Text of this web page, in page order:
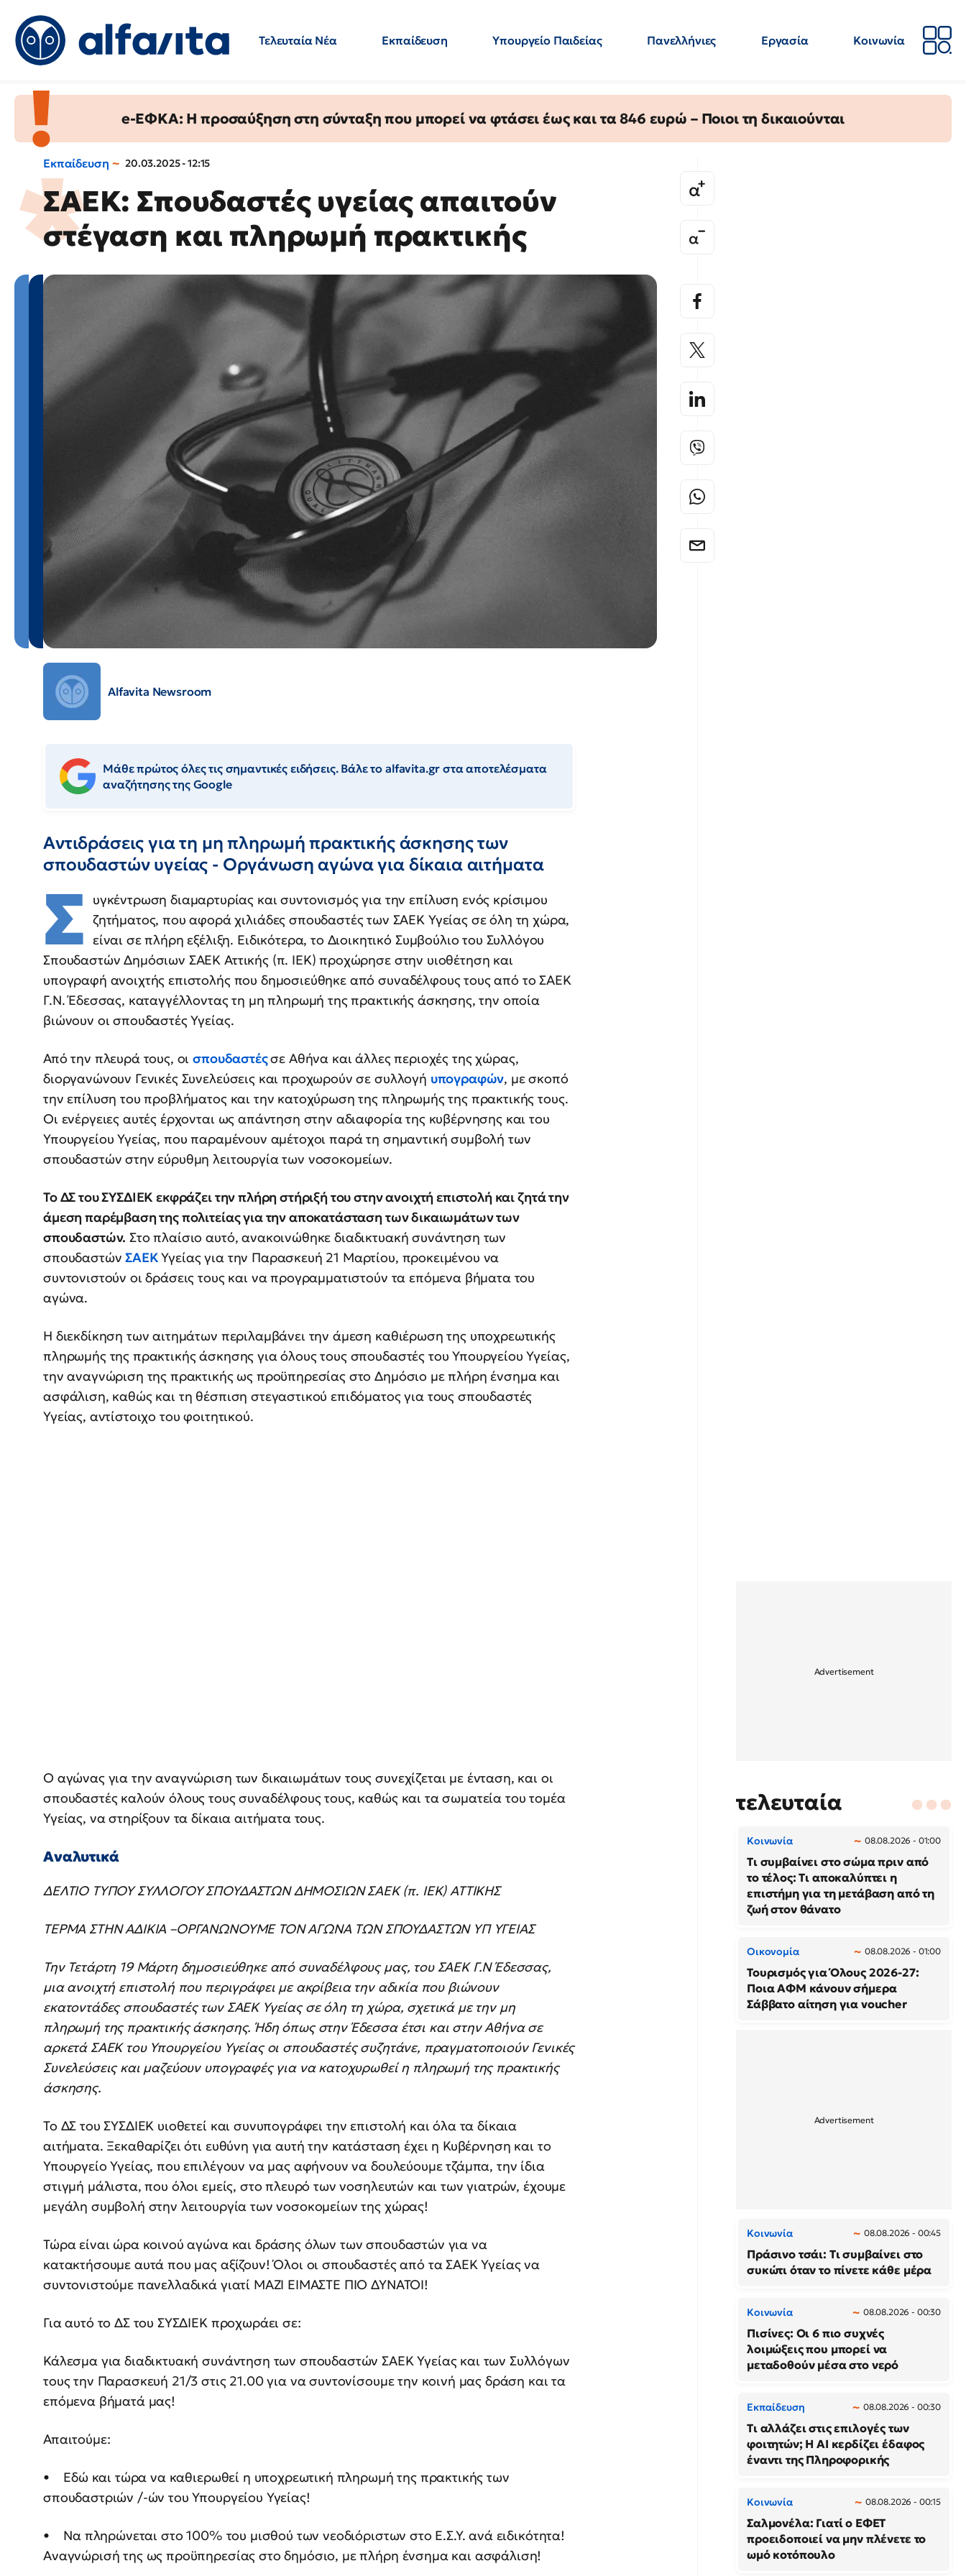
Τελευταία Νέα Εκπαίδευση Υπουργείο Παιδείας Πανελλήνιες Εργασία
Κοινωνία
e-ΕΦΚΑ: Η προσαύξηση στη σύνταξη που μπορεί να φτάσει έως και τα 846 ευρώ – Ποιοι τη δικαιούνται
Εκπαίδευση 20.03.2025 - 12:15
ΣΑΕΚ: Σπουδαστές υγείας απαιτούν
στέγαση και πληρωμή πρακτικής
Alfavita Newsroom
Μάθε πρώτος όλες τις σημαντικές ειδήσεις. Βάλε το alfavita.gr στα αποτελέσματα
αναζήτησης της Google
Αντιδράσεις για τη μη πληρωμή πρακτικής άσκησης των
σπουδαστών υγείας - Οργάνωση αγώνα για δίκαια αιτήματα
Σ
υγκέντρωση διαμαρτυρίας και συντονισμός για την επίλυση ενός κρίσιμου
ζητήματος, που αφορά χιλιάδες σπουδαστές των ΣΑΕΚ Υγείας σε όλη τη χώρα,
είναι σε πλήρη εξέλιξη. Ειδικότερα, το Διοικητικό Συμβούλιο του Συλλόγου
Σπουδαστών Δημόσιων ΣΑΕΚ Αττικής (π. ΙΕΚ) προχώρησε στην υιοθέτηση και
υπογραφή ανοιχτής επιστολής που δημοσιεύθηκε από συναδέλφους τους από το ΣΑΕΚ
Γ.Ν. Έδεσσας, καταγγέλλοντας τη μη πληρωμή της πρακτικής άσκησης, την οποία
βιώνουν οι σπουδαστές Υγείας.
Από την πλευρά τους, οισπουδαστέςσε Αθήνα και άλλες περιοχές της χώρας,
διοργανώνουν Γενικές Συνελεύσεις και προχωρούν σε συλλογή υπογραφών, με σκοπό
την επίλυση του προβλήματος και την κατοχύρωση της πληρωμής της πρακτικής τους.
Οι ενέργειες αυτές έρχονται ως απάντηση στην αδιαφορία της κυβέρνησης και του
Υπουργείου Υγείας, που παραμένουν αμέτοχοι παρά τη σημαντική συμβολή των
σπουδαστών στην εύρυθμη λειτουργία των νοσοκομείων.
Το ΔΣ του ΣΥΣΔΙΕΚ εκφράζει την πλήρη στήριξή του στην ανοιχτή επιστολή και ζητά την
άμεση παρέμβαση της πολιτείας για την αποκατάσταση των δικαιωμάτων των
σπουδαστών. Στο πλαίσιο αυτό, ανακοινώθηκε διαδικτυακή συνάντηση των
σπουδαστώνΣΑΕΚΥγείας για την Παρασκευή 21 Μαρτίου, προκειμένου να
συντονιστούν οι δράσεις τους και να προγραμματιστούν τα επόμενα βήματα του
αγώνα.
Η διεκδίκηση των αιτημάτων περιλαμβάνει την άμεση καθιέρωση της υποχρεωτικής
πληρωμής της πρακτικής άσκησης για όλους τους σπουδαστές του Υπουργείου Υγείας,
την αναγνώριση της πρακτικής ως προϋπηρεσίας στο Δημόσιο με πλήρη ένσημα και
ασφάλιση, καθώς και τη θέσπιση στεγαστικού επιδόματος για τους σπουδαστές
Υγείας, αντίστοιχο του φοιτητικού.
Ο αγώνας για την αναγνώριση των δικαιωμάτων τους συνεχίζεται με ένταση, και οι
σπουδαστές καλούν όλους τους συναδέλφους τους, καθώς και τα σωματεία του τομέα
Υγείας, να στηρίξουν τα δίκαια αιτήματα τους.
Αναλυτικά
ΔΕΛΤΙΟ ΤΥΠΟΥ ΣΥΛΛΟΓΟΥ ΣΠΟΥΔΑΣΤΩΝ ΔΗΜΟΣΙΩΝ ΣΑΕΚ (π. ΙΕΚ) ΑΤΤΙΚΗΣ
ΤΕΡΜΑ ΣΤΗΝ ΑΔΙΚΙΑ –ΟΡΓΑΝΩΝΟΥΜΕ ΤΟΝ ΑΓΩΝΑ ΤΩΝ ΣΠΟΥΔΑΣΤΩΝ ΥΠ ΥΓΕΙΑΣ
Την Τετάρτη 19 Μάρτη δημοσιεύθηκε από συναδέλφους μας, του ΣΑΕΚ Γ.Ν Έδεσσας,
μια ανοιχτή επιστολή που περιγράφει με ακρίβεια την αδικία που βιώνουν
εκατοντάδες σπουδαστές των ΣΑΕΚ Υγείας σε όλη τη χώρα, σχετικά με την μη
πληρωμή της πρακτικής άσκησης. Ήδη όπως στην Έδεσσα έτσι και στην Αθήνα σε
αρκετά ΣΑΕΚ του Υπουργείου Υγείας οι σπουδαστές συζητάνε, πραγματοποιούν Γενικές
Συνελεύσεις και μαζεύουν υπογραφές για να κατοχυρωθεί η πληρωμή της πρακτικής
άσκησης.
Το ΔΣ του ΣΥΣΔΙΕΚ υιοθετεί και συνυπογράφει την επιστολή και όλα τα δίκαια
αιτήματα. Ξεκαθαρίζει ότι ευθύνη για αυτή την κατάσταση έχει η Κυβέρνηση και το
Υπουργείο Υγείας, που επιλέγουν να μας αφήνουν να δουλεύουμε τζάμπα, την ίδια
στιγμή μάλιστα, που όλοι εμείς, στο πλευρό των νοσηλευτών και των γιατρών, έχουμε
μεγάλη συμβολή στην λειτουργία των νοσοκομείων της χώρας!
Τώρα είναι ώρα κοινού αγώνα και δράσης όλων των σπουδαστών για να
κατακτήσουμε αυτά που μας αξίζουν! Όλοι οι σπουδαστές από τα ΣΑΕΚ Υγείας να
συντονιστούμε πανελλαδικά γιατί ΜΑΖΙ ΕΙΜΑΣΤΕ ΠΙΟ ΔΥΝΑΤΟΙ!
Για αυτό το ΔΣ του ΣΥΣΔΙΕΚ προχωράει σε:
Κάλεσμα για διαδικτυακή συνάντηση των σπουδαστών ΣΑΕΚ Υγείας και των Συλλόγων
τους την Παρασκευή 21/3 στις 21.00 για να συντονίσουμε την κοινή μας δράση και τα
επόμενα βήματά μας!
Απαιτούμε:
• Εδώ και τώρα να καθιερωθεί η υποχρεωτική πληρωμή της πρακτικής των
σπουδαστριών /-ών του Υπουργείου Υγείας!
• Να πληρώνεται στο 100% του μισθού των νεοδιόριστων στο Ε.Σ.Υ. ανά ειδικότητα!
Αναγνώρισή της ως προϋπηρεσίας στο δημόσιο, με πλήρη ένσημα και ασφάλιση!
τελευταία
Κοινωνία 08.08.2026 - 01:00
Τι συμβαίνει στο σώμα πριν από
το τέλος: Τι αποκαλύπτει η
επιστήμη για τη μετάβαση από τη
ζωή στον θάνατο
Οικονομία 08.08.2026 - 01:00
Τουρισμός για Όλους 2026-27:
Ποια ΑΦΜ κάνουν σήμερα
Σάββατο αίτηση για voucher
Κοινωνία 08.08.2026 - 00:45
Πράσινο τσάι: Τι συμβαίνει στο
συκώτι όταν το πίνετε κάθε μέρα
Κοινωνία 08.08.2026 - 00:30
Πισίνες: Οι 6 πιο συχνές
λοιμώξεις που μπορεί να
μεταδοθούν μέσα στο νερό
Εκπαίδευση 08.08.2026 - 00:30
Τι αλλάζει στις επιλογές των
φοιτητών; Η AI κερδίζει έδαφος
έναντι της Πληροφορικής
Κοινωνία 08.08.2026 - 00:15
Σαλμονέλα: Γιατί ο ΕΦΕΤ
προειδοποιεί να μην πλένετε το
ωμό κοτόπουλο